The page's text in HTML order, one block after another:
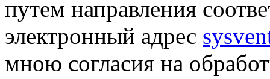
путем направления
электронный адрес
мною согласия на